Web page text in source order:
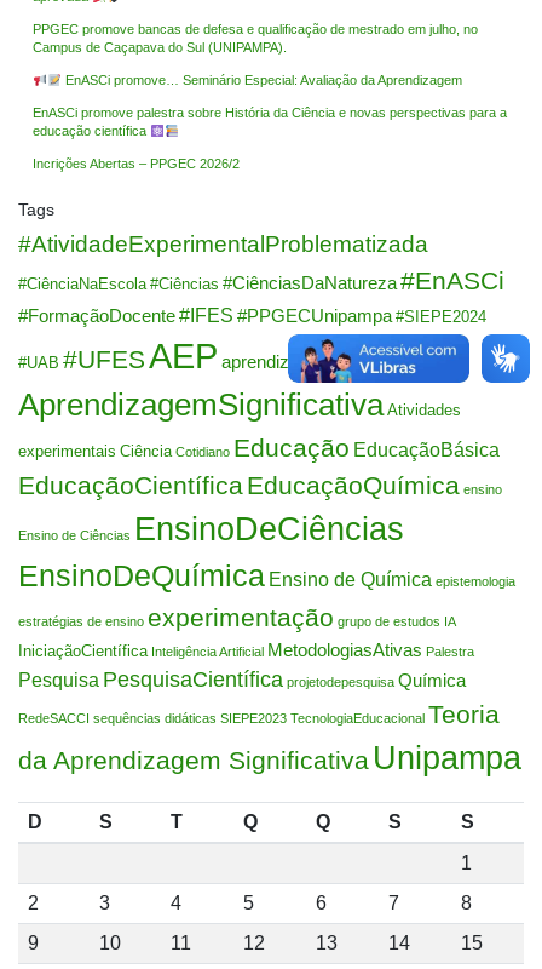
PPGEC promove bancas de defesa e qualificação de mestrado em julho, no
Campus de Caçapava do Sul (UNIPAMPA).
EnASCi promove… Seminário Especial: Avaliação da Aprendizagem
EnASCi promove palestra sobre História da Ciência e novas perspectivas para a
educação científica
Incrições Abertas – PPGEC 2026/2
Tags
#AtividadeExperimentalProblematizada
#CiênciaNaEscola #Ciências #CiênciasDaNatureza#EnASCi
#FormaçãoDocente#IFES #PPGECUnipampa #SIEPE2024
#UAB #UFESAEP aprendizagem
AprendizagemSignificativa Atividades
experimentais Ciência Cotidiano Educação EducaçãoBásica
EducaçãoCientíficaEducaçãoQuímica ensino
Ensino de Ciências EnsinoDeCiências
EnsinoDeQuímica Ensino de Química epistemologia
estratégias de ensino experimentação grupo de estudos IA
IniciaçãoCientífica Inteligência Artificial MetodologiasAtivas Palestra
Pesquisa PesquisaCientífica projetodepesquisa Química
RedeSACCI sequências didáticas SIEPE2023 TecnologiaEducacional Teoria
da Aprendizagem Significativa Unipampa
D S T Q Q S
S
1
2
3 4 5 6 7
8
9
10 11 12 13 14
15